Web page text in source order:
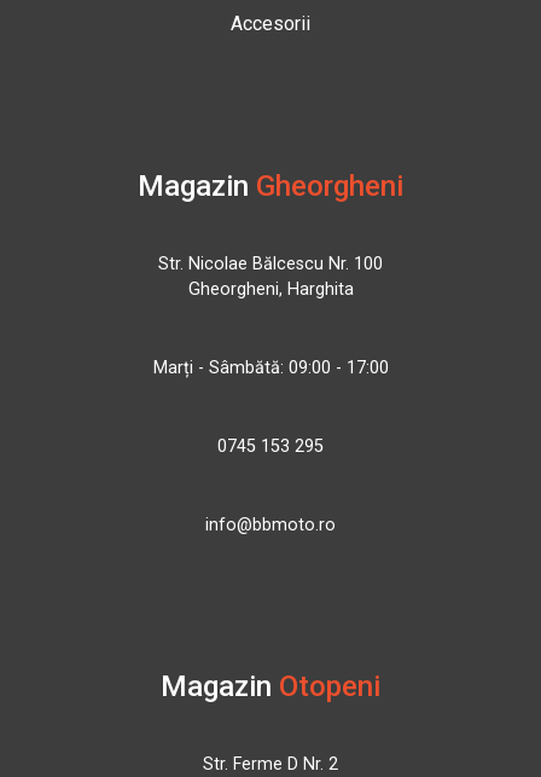
Accesorii
Magazin Gheorgheni
Str. Nicolae Bălcescu Nr. 100
Gheorgheni, Harghita
Marți - Sâmbătă: 09:00 - 17:00
0745 153 295
info@bbmoto.ro
Magazin Otopeni
Str. Ferme D Nr. 2